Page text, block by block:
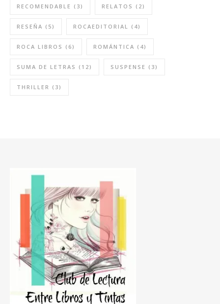
RECOMENDABLE (3) RELATOS (2)
RESEÑA (5) ROCAEDITORIAL (4)
ROCA LIBROS (6) ROMÁNTICA (4)
SUMA DE LETRAS (12) SUSPENSE (3)
THRILLER (3)